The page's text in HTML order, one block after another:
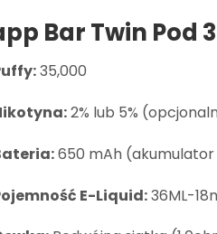
Bar Twin Pod
35,000
2% lub 5%
650 mAh
E-Liquid:36ML-